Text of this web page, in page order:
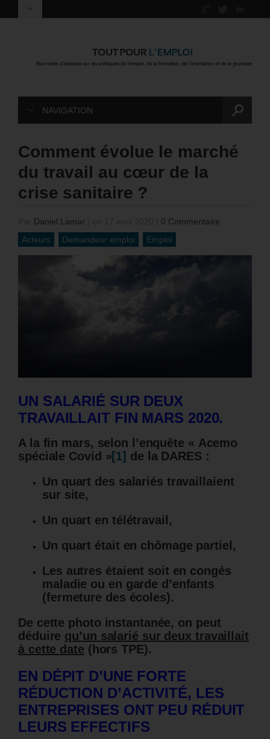
NAVIGATION
Comment évolue le marché
du travail au cœur de la
crise sanitaire ?
Daniel Lamar
0 Commentaire
Acteurs
Demandeur emploi Emploi
UN SALARIÉ SUR DEUX
TRAVAILLAIT FIN MARS 2020.
A la fin mars, selon l’enquête « Acemo
spéciale Covid »[1] de la DARES :
Un quart des salariés travaillaient
sur site,
Un quart en télétravail,
Un quart était en chômage partiel,
Les autres étaient soit en congés
maladie ou en garde d’enfants
(fermeture des écoles).
De cette photo instantanée, on peut
déduire qu’un salarié sur deux travaillait
à cette date (hors TPE).
EN DÉPIT D’UNE FORTE
RÉDUCTION D’ACTIVITÉ, LES
ENTREPRISES ONT PEU RÉDUIT
LEURS EFFECTIFS